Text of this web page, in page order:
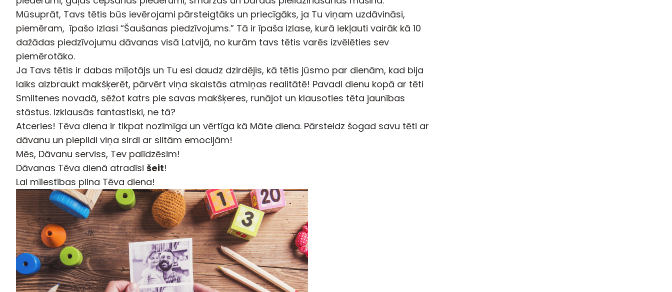
Mūsuprāt, Tavs tētis būs ievērojami pārsteigtāks un priecīgāks, ja Tu viņam uzdāvināsi,
piemēram, īpašo izlasi “Šaušanas piedzīvojums.” Tā ir īpaša izlase, kurā iekļauti vairāk kā 10
dažādas piedzīvojumu dāvanas visā Latvijā, no kurām tavs tētis varēs izvēlēties sev
piemērotāko.
Ja Tavs tētis ir dabas mīļotājs un Tu esi daudz dzirdējis, kā tētis jūsmo par dienām, kad bija
laiks aizbraukt makšķerēt, pārvērt viņa skaistās atmiņas realitātē! Pavadi dienu kopā ar tēti
Smiltenes novadā, sēžot katrs pie savas makšķeres, runājot un klausoties tēta jaunības
stāstus. Izklausās fantastiski, ne tā?
Atceries! Tēva diena ir tikpat nozīmīga un vērtīga kā Māte diena. Pārsteidz šogad savu tēti ar
dāvanu un piepildi viņa sirdi ar siltām emocijām!
Mēs, Dāvanu serviss, Tev palīdzēsim!
Dāvanas Tēva dienā atradīsi šeit!
Lai mīlestības pilna Tēva diena!